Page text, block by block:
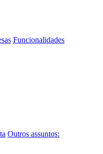
Funcionalidades
Outros assuntos: